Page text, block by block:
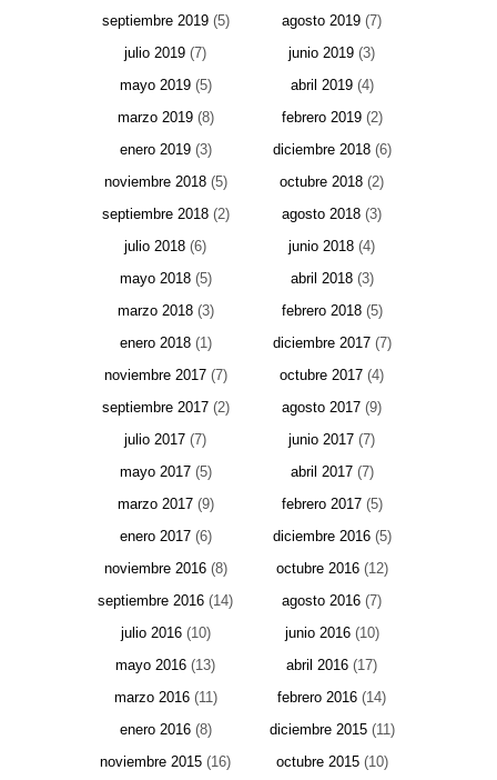
septiembre 2019(5) agosto 2019 (7)
julio 2019 (7) junio 2019 (3)
mayo 2019(5) abril 2019(4)
marzo 2019(8) febrero 2019(2)
enero 2019(3) diciembre 2018(6)
noviembre 2018(5) octubre 2018 (2)
septiembre 2018(2) agosto 2018 (3)
julio 2018 (6) junio 2018 (4)
mayo 2018(5) abril 2018(3)
marzo 2018(3) febrero 2018(5)
enero 2018(1) diciembre 2017(7)
noviembre 2017(7) octubre 2017 (4)
septiembre 2017(2) agosto 2017 (9)
julio 2017 (7) junio 2017 (7)
mayo 2017(5) abril 2017(7)
marzo 2017(9) febrero 2017(5)
enero 2017(6) diciembre 2016(5)
noviembre 2016(8) octubre 2016(12)
septiembre 2016 (14) agosto 2016 (7)
julio 2016(10) junio 2016(10)
mayo 2016 (13) abril 2016 (17)
marzo 2016(11) febrero 2016 (14)
enero 2016(8) diciembre 2015(11)
noviembre 2015 (16) octubre 2015(10)